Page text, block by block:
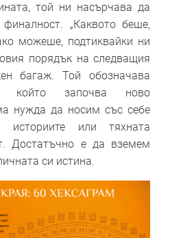
той ни насърчава да
„Каквото беше,
можеше, подтиквайки ни
порядък на следващия
багаж. Той обозначава
който започва ново
нужда да носим със себе
или тяхната
Достатъчно е да вземем
си истина.